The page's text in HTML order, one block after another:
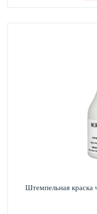
Штемпельная краска